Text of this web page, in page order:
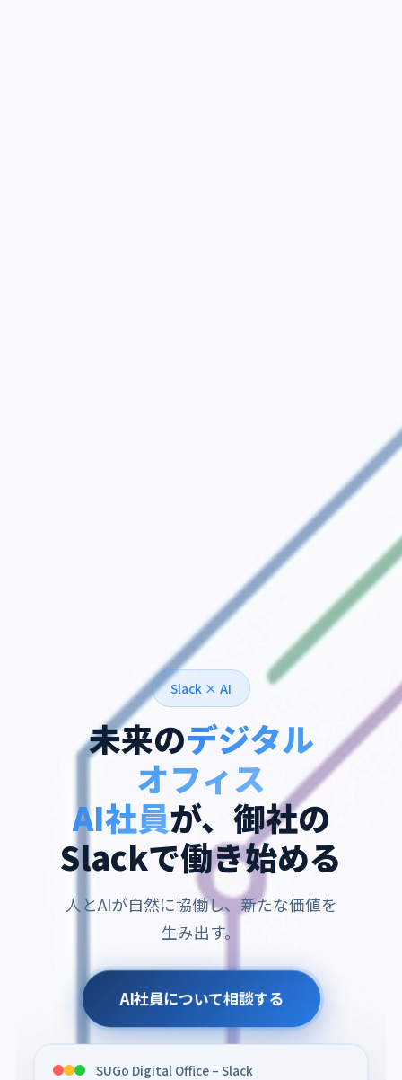
Slack × AI
未来のデジタル
オフィス
AI社員が、御社の
Slackで働き始める
人とAIが自然に協働し、新たな価値を
生み出す。
AI社員について相談する
SUGo Digital Office – Slack